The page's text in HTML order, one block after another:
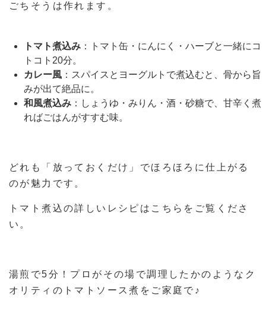
ごちそうは作れます。
トマト煮込み ：トマト缶・にんにく・ハーブと一緒にコ
トコト20分。
カレー風 ：スパイスとヨーグルトで煮込むと、骨から旨
みが出て絶品に。
和風煮込み ：しょうゆ・みりん・酒・砂糖で、甘辛く煮
ればごはんがすすむ味。
どれも「放っておくだけ」でほろほろに仕上がる
のが魅力です。
トマト煮込の詳しいレシピはこちらをご覧くださ
い。
湯煎で5分！プロがその場で調理したかのようなク
オリティのトマトソース煮をご家庭で♪